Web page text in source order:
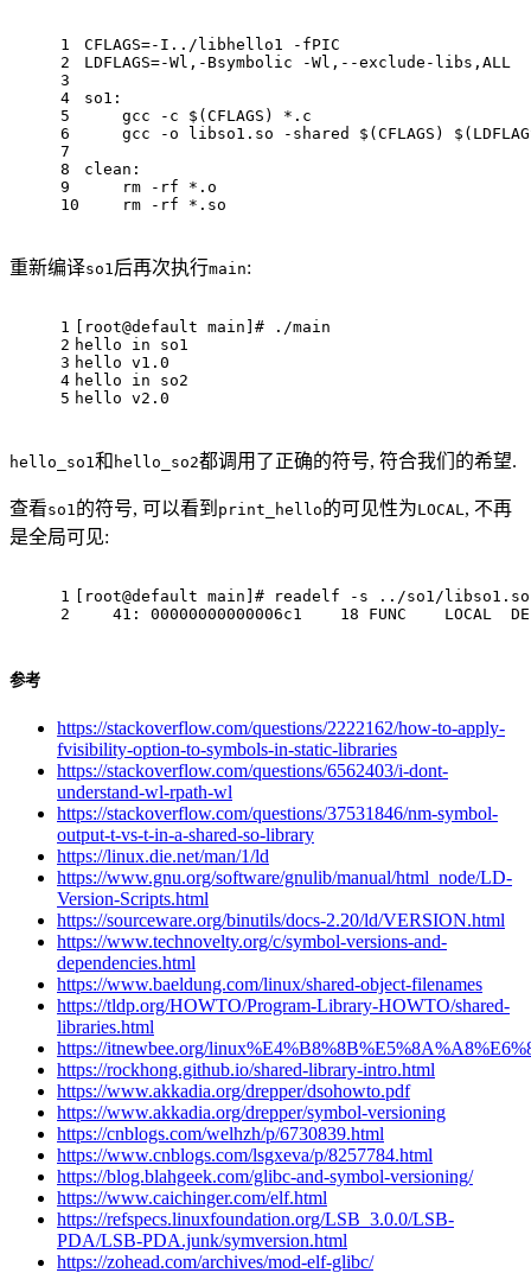
1
2
3
4
5
6
7
8
9
10
CFLAGS=-I../libhello1 -fPIC
LDFLAGS=-Wl,-Bsymbolic -Wl,--exclude-libs,ALL
so1:
    gcc -c
$(CFLAGS)
*.c
    gcc -o libso1.so -shared
$(CFLAGS)
clean:
    rm -rf *.o
    rm -rf *.so
重新编译so1后再次执行main:
1
2
3
4
5
[root@default main] # ./main
hello in so1
hello v1.0
hello in so2
hello v2.0
hello_so1和 hello_so2都调用了正确的符号, 符合我们的希望.
查看so1的符号, 可以看到 print_hello的可见性为LOCAL, 不再
是全局可见:
1
2
[root@default main] # readelf -s ../so1/
41: 00000000000006c1    18 FUNC    LOCAL
参考
https://stackoverflow.com/questions/2222162/how-to-apply-
fvisibility-option-to-symbols-in-static-libraries
https://stackoverflow.com/questions/6562403/i-dont-
understand-wl-rpath-wl
https://stackoverflow.com/questions/37531846/nm-symbol-
output-t-vs-t-in-a-shared-so-library
https://linux.die.net/man/1/ld
https://www.gnu.org/software/gnulib/manual/html_node/LD-
Version-Scripts.html
https://sourceware.org/binutils/docs-2.20/ld/VERSION.html
https://www.technovelty.org/c/symbol-versions-and-
dependencies.html
https://www.baeldung.com/linux/shared-object-filenames
https://tldp.org/HOWTO/Program-Library-HOWTO/shared-
libraries.html
https://itnewbee.org/
https://rockhong.github.io/shared-library-intro.html
https://www.akkadia.org/drepper/dsohowto.pdf
https://www.akkadia.org/drepper/symbol-versioning
https://cnblogs.com/welhzh/p/6730839.html
https://www.cnblogs.com/lsgxeva/p/8257784.html
https://blog.blahgeek.com/glibc-and-symbol-versioning/
https://www.caichinger.com/elf.html
https://refspecs.linuxfoundation.org/LSB_3.0.0/LSB-
PDA/LSB-PDA.junk/symversion.html
https://zohead.com/archives/mod-elf-glibc/